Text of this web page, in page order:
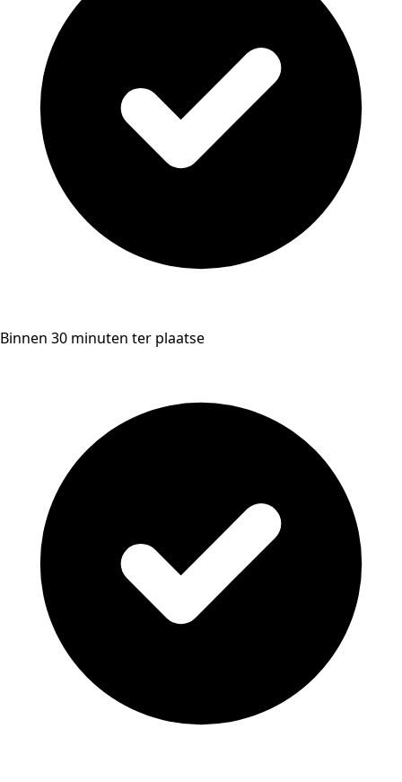
Binnen 30 minuten ter plaatse